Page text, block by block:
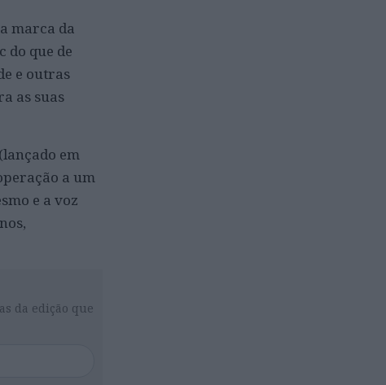
marca da
do que de
e outras
as suas
(lançado em
a um
e a voz
da edição que